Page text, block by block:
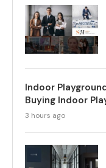
Indoor
Buying Indoor
3 hours ago